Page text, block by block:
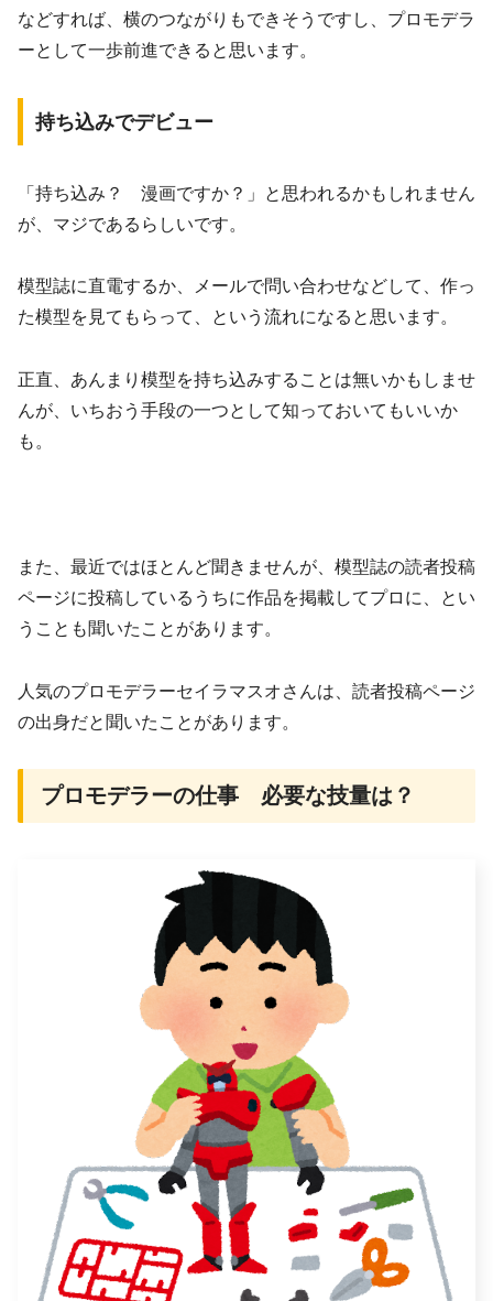
などすれば、横のつながりもできそうですし、プロモデラ
ーとして一歩前進できると思います。
持ち込みでデビュー
「持ち込み？ 漫画ですか？」と思われるかもしれません
が、マジであるらしいです。
模型誌に直電するか、メールで問い合わせなどして、作っ
た模型を見てもらって、という流れになると思います。
正直、あんまり模型を持ち込みすることは無いかもしませ
んが、いちおう手段の一つとして知っておいてもいいか
も。
また、最近ではほとんど聞きませんが、模型誌の読者投稿
ページに投稿しているうちに作品を掲載してプロに、とい
うことも聞いたことがあります。
人気のプロモデラーセイラマスオさんは、読者投稿ページ
の出身だと聞いたことがあります。
プロモデラーの仕事 必要な技量は？